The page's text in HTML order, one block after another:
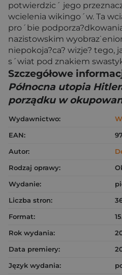
potwierdzic´ jego
wcielenia wikingo´w. Ta
pro´bie
nazistowskim
niepokoja?ca? wizje? tego,
s´wiat pod znakiem
Szczegółowe
Północna utopia
porządku w
Wydawnictwo:
EAN:
Autor:
Rodzaj oprawy:
Wydanie:
Liczba stron:
Format:
Rok wydania:
Data premiery:
Język wydania: